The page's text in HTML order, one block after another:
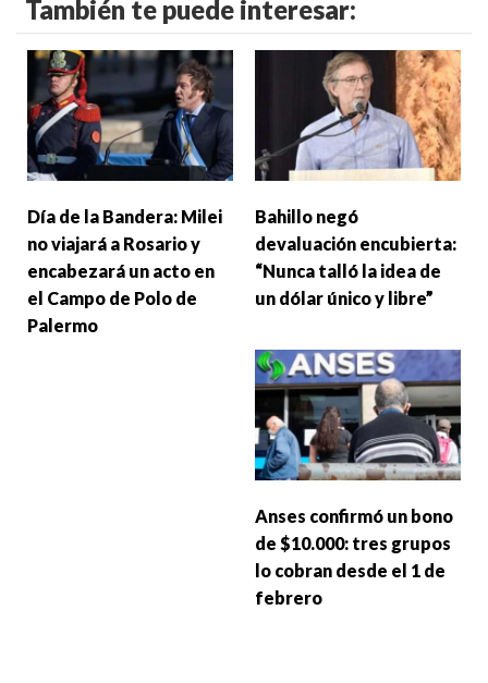
También te puede interesar:
Día de la Bandera: Milei
no viajará a Rosario y
encabezará un acto en
el Campo de Polo de
Palermo
Bahillo negó
devaluación encubierta:
“Nunca talló la idea de
un dólar único y libre”
Anses confirmó un bono
de $10.000: tres grupos
lo cobran desde el 1 de
febrero